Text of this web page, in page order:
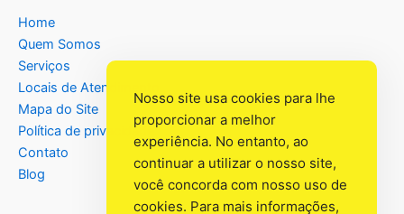
Home
Quem Somos
Serviços
Locais de Atendimento
Mapa do Site
Política de privacidade
Contato
Blog
Nosso site usa cookies para lhe
proporcionar a melhor
experiência. No entanto, ao
continuar a utilizar o nosso site,
você concorda com nosso uso de
cookies. Para mais informações,